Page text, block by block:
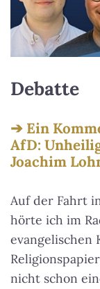
Debatte
Ein
AfD:
Joachim
Auf der Fahrt
hörte ich im
evangelischen
nicht schon